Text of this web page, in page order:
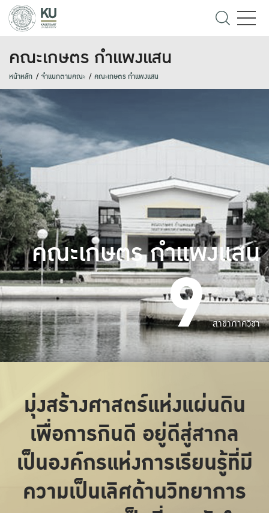
คณะเกษตร กำแพงแสน
หน้าหลัก จำแนกตามคณะ คณะเกษตร กำแพงแสน
คณะเกษตร กำแพงแสน
9 สาขาภาควิชา
มุ่งสร้างศาสตร์แห่งแผ่นดิน
เพื่อการกินดี อยู่ดีสู่สากล
เป็นองค์กรแห่งการเรียนรู้ที่มี
ความเป็นเลิศด้านวิทยาการ